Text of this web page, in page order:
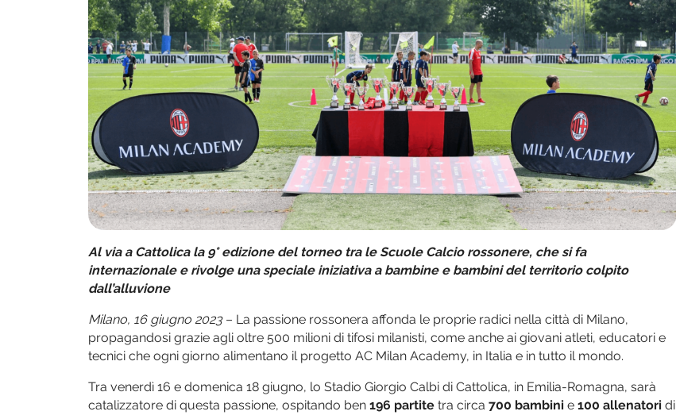
Al via a Cattolica la 9° edizione del torneo tra le Scuole Calcio rossonere, che si fa
internazionale e rivolge una speciale iniziativa a bambine e bambini del territorio colpito
dall’alluvione
Milano, 16 giugno 2023– La passione rossonera affonda le proprie radici nella città di Milano,
propagandosi grazie agli oltre 500 milioni di tifosi milanisti, come anche ai giovani atleti, educatori e
tecnici che ogni giorno alimentano il progetto AC Milan Academy, in Italia e in tutto il mondo.
Tra venerdì 16 e domenica 18 giugno, lo Stadio Giorgio Calbi di Cattolica, in Emilia-Romagna, sarà
catalizzatore di questa passione, ospitando ben 196 partite tra circa 700 bambini e 100 allenatori di